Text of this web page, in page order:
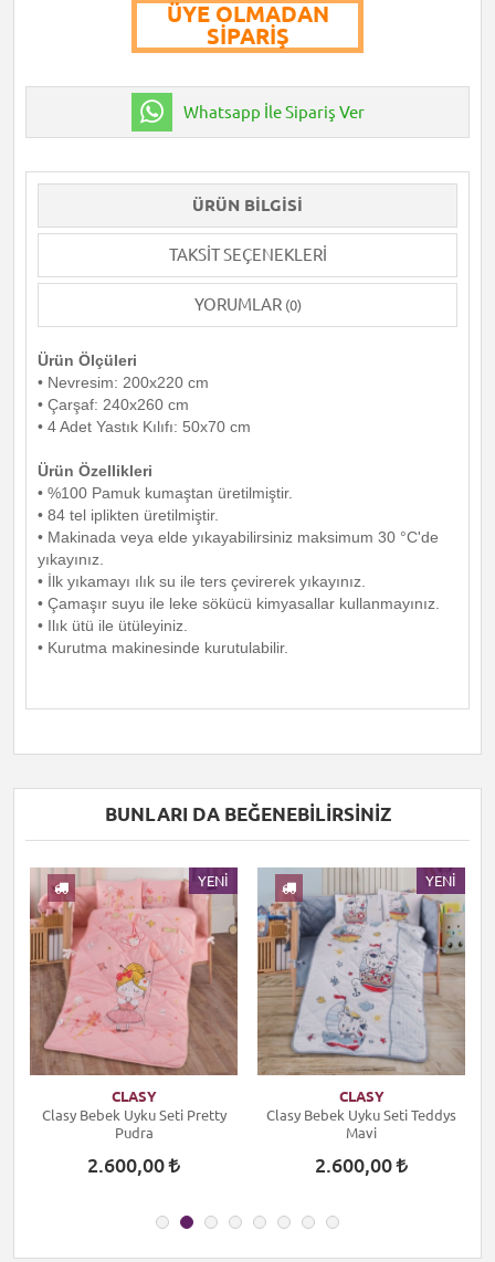
ÜYE OLMADAN
SIPARIŞ
Whatsapp İle Sipariş Ver
ÜRÜN BILGISI
TAKSIT SEÇENEKLERI
YORUMLAR (0)
Ürün Ölçüleri
• Nevresim: 200x220 cm
• Çarşaf: 240x260 cm
• 4 Adet Yastık Kılıfı: 50x70 cm
Ürün Özellikleri
• %100 Pamuk kumaştan üretilmiştir.
• 84 tel iplikten üretilmiştir.
• Makinada veya elde yıkayabilirsiniz maksimum 30 °C'de
yıkayınız.
• İlk yıkamayı ılık su ile ters çevirerek yıkayınız.
• Çamaşır suyu ile leke sökücü kimyasallar kullanmayınız.
• Ilık ütü ile ütüleyiniz.
• Kurutma makinesinde kurutulabilir.
BUNLARI DA BEĞENEBILIRSINIZ
YENI
CLASY
Clasy Bebek Uyku Seti Pretty
Pudra
2.600,00
YENI
CLASY
Clasy Bebek Uyku Seti Teddys
Mavi
2.600,00